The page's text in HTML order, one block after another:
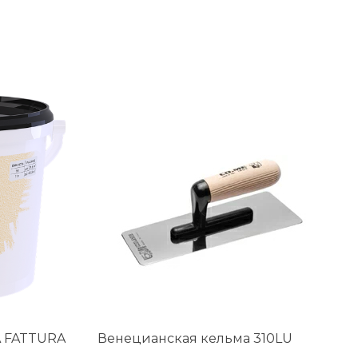
Венецианская кельма 310LU